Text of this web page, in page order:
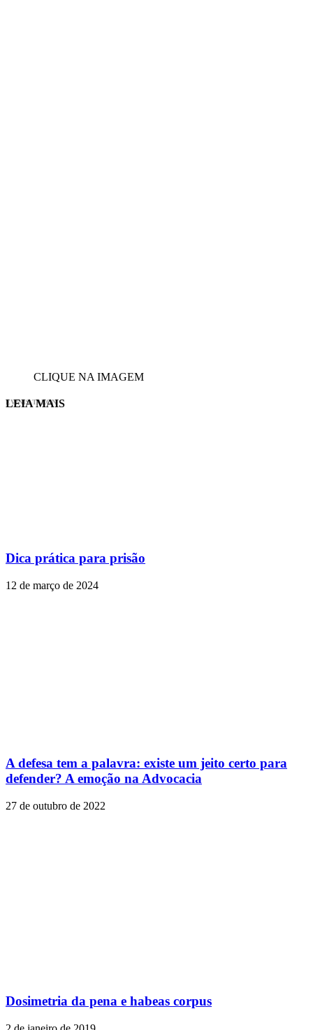
CLIQUE NA IMAGEM
EVINIS TALON
LEIA MAIS
Dica prática para prisão
12 de março de 2024
A defesa tem a palavra: existe um jeito certo para
defender? A emoção na Advocacia
27 de outubro de 2022
Dosimetria da pena e habeas corpus